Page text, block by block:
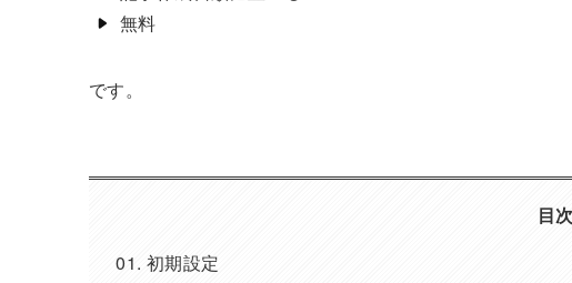
無料
です。
目次
初期設定